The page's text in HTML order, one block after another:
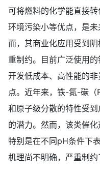
可将燃料的化学能直接转
环境污染小等优点，是
而，其商业化应用受到
重制约。目前广泛使用的
开发低成本、高性能的
点。近年来，铁-氮-碳（
和原子级分散的特性受
的潜力。然而，该类催化
特别是在不同pH条件下
机理尚不明确，严重制约